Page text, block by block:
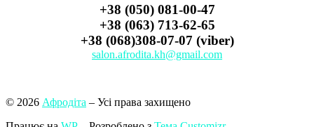
+38 (050) 081-00-47
+38 (063) 713-62-65
+38 (068)308-07-07 (viber)
salon.afrodita.kh@gmail.com
© 2026 Афродіта – Усі права захищено